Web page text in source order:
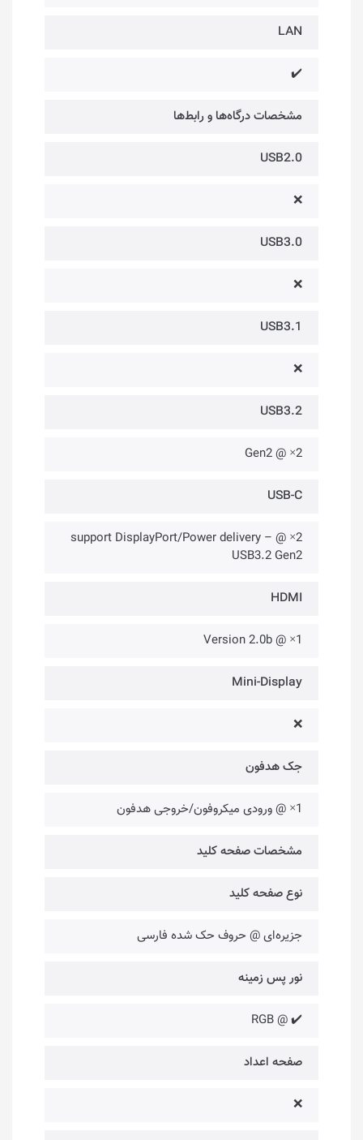
LAN
✔️
مشخصات درگاه‌ها و رابط‌ها
USB2.0
❌
USB3.0
❌
USB3.1
❌
USB3.2
2× @ Gen2
USB-C
2× @ support DisplayPort/Power delivery –
USB3.2 Gen2
HDMI
1× @ Version 2.0b
Mini-Display
❌
جک هدفون
1× @ ورودی میکروفون/خروجی هدفون
مشخصات صفحه کلید
نوع صفحه کلید
جزیره‌ای @ حروف حک شده فارسی
نور پس زمینه
✔️ @ RGB
صفحه اعداد
❌